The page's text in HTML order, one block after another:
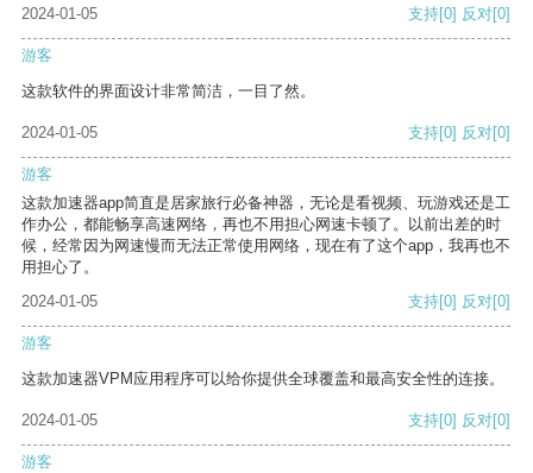
2024-01-05 支持[0] 反对[0]
游客
这款软件的界面设计非常简洁，一目了然。
2024-01-05 支持[0] 反对[0]
游客
这款加速器app简直是居家旅行必备神器，无论是看视频、玩游戏还是工
作办公，都能畅享高速网络，再也不用担心网速卡顿了。以前出差的时
候，经常因为网速慢而无法正常使用网络，现在有了这个app，我再也不
用担心了。
2024-01-05
支持[0] 反对[0]
游客
这款加速器VPM应用程序可以给你提供全球覆盖和最高安全性的连接。
2024-01-05 支持[0] 反对[0]
游客